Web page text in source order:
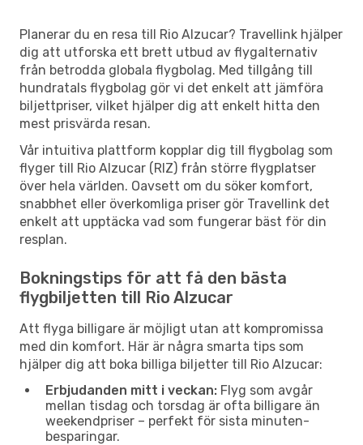
Planerar du en resa till Rio Alzucar? Travellink hjälper
dig att utforska ett brett utbud av flygalternativ
från betrodda globala flygbolag. Med tillgång till
hundratals flygbolag gör vi det enkelt att jämföra
biljettpriser, vilket hjälper dig att enkelt hitta den
mest prisvärda resan.
Vår intuitiva plattform kopplar dig till flygbolag som
flyger till Rio Alzucar (RIZ) från större flygplatser
över hela världen. Oavsett om du söker komfort,
snabbhet eller överkomliga priser gör Travellink det
enkelt att upptäcka vad som fungerar bäst för din
resplan.
Bokningstips för att få den bästa
flygbiljetten till Rio Alzucar
Att flyga billigare är möjligt utan att kompromissa
med din komfort. Här är några smarta tips som
hjälper dig att boka billiga biljetter till Rio Alzucar:
Erbjudanden mitt i veckan: Flyg som avgår
mellan tisdag och torsdag är ofta billigare än
weekendpriser – perfekt för sista minuten-
besparingar.